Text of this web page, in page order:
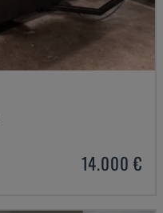
14.000 €